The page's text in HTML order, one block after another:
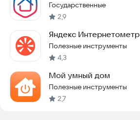
Государственные
2,9
Яндекс Интернетометр
Полезные инструменты
4,3
Мой умный дом
Полезные инструменты
2,7